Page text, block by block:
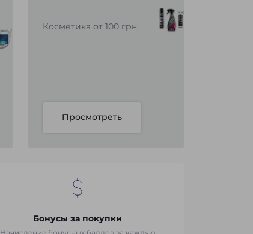
Косметика от 100 грн
Просмотреть
Бонусы за покупки